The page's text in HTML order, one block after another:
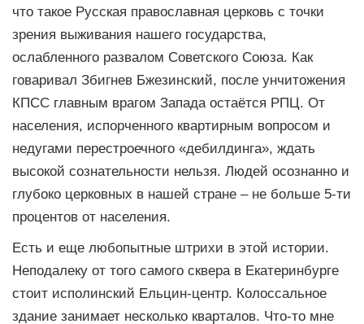
что такое Русская православная церковь с точки
зрения выживания нашего государства,
ослабленного развалом Советского Союза. Как
говаривал Збигнев Бжезинский, после унчитожения
КПСС главным врагом Запада остаётся РПЦ. От
населения, испорченного квартирным вопросом и
недугами перестроечного «дебилдинга», ждать
высокой сознательности нельзя. Людей осознанно и
глубоко церковных в нашей стране – не больше 5-ти
процентов от населения.
Есть и еще любопытные штрихи в этой истории.
Неподалеку от того самого сквера в Екатеринбурге
стоит исполинский Ельцин-центр. Колоссальное
здание занимает несколько кварталов. Что-то мне